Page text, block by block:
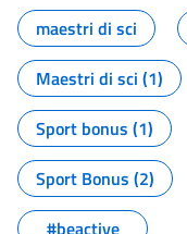
maestri di sci
Maestri di sci (1)
Sport bonus (1)
Sport Bonus (2)
#beactive